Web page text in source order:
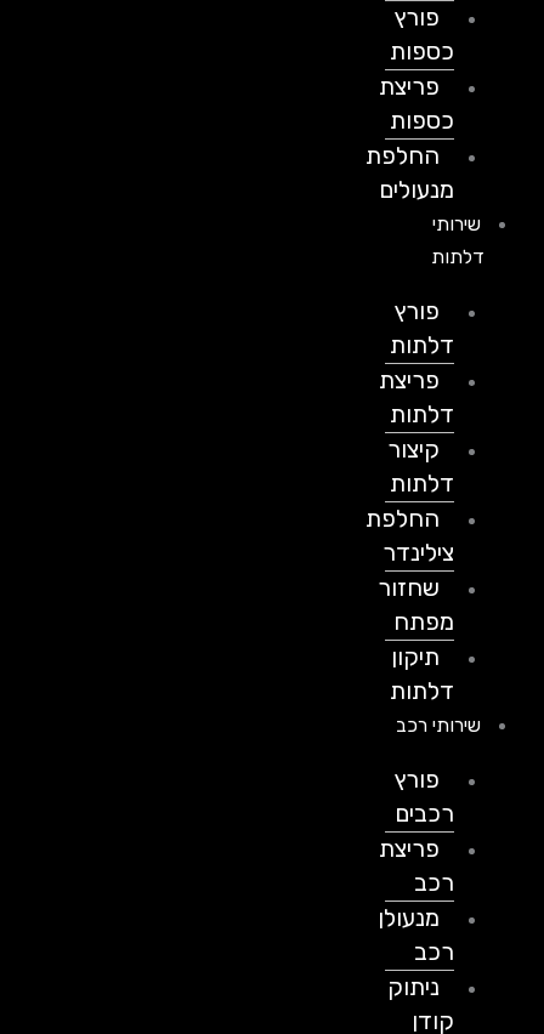
פורץ
כספות
פריצת
כספות
החלפת
מנעולים
שירותי
דלתות
פורץ
דלתות
פריצת
דלתות
קיצור
דלתות
החלפת
צילינדר
שחזור
מפתח
תיקון
דלתות
שירותי רכב
פורץ
רכבים
פריצת
מנעולן
ניתוק